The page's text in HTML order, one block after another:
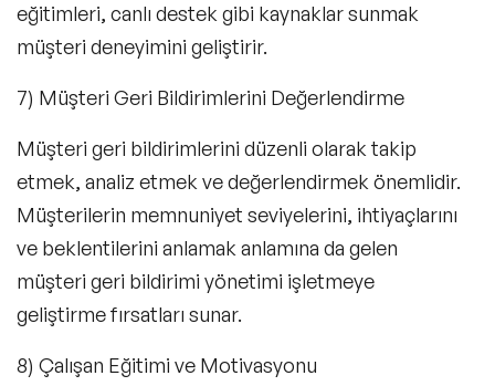
eğitimleri, canlı destek gibi kaynaklar sunmak
müşteri deneyimini geliştirir.
7) Müşteri Geri Bildirimlerini Değerlendirme
Müşteri geri bildirimlerini düzenli olarak takip
etmek, analiz etmek ve değerlendirmek önemlidir.
Müşterilerin memnuniyet seviyelerini, ihtiyaçlarını
ve beklentilerini anlamak anlamına da gelen
müşteri geri bildirimi yönetimi işletmeye
geliştirme fırsatları sunar.
8) Çalışan Eğitimi ve Motivasyonu